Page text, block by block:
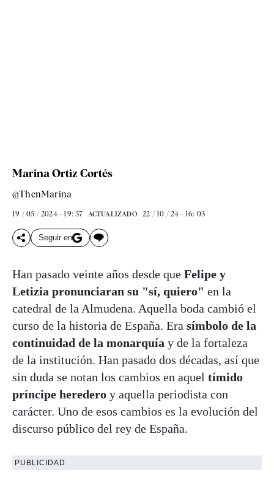
Marina Ortiz Cortés
@ThenMarina
19 / 05 / 2024 - 19: 57 ACTUALIZADO 22 / 10 / 24 - 16: 03
Seguir en
Han pasado veinte años desde que Felipe y
Letizia pronunciaran su "sí, quiero" en la
catedral de la Almudena. Aquella boda cambió el
curso de la historia de España. Era símbolo de la
continuidad de la monarquía y de la fortaleza
de la institución. Han pasado dos décadas, así que
sin duda se notan los cambios en aquel tímido
príncipe heredero y aquella periodista con
carácter. Uno de esos cambios es la evolución del
discurso público del rey de España.
PUBLICIDAD